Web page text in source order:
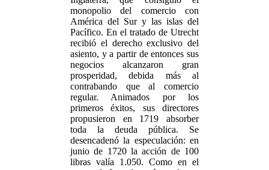
monopolio del comercio con
América del Sur y las islas del
Pacífico. En el tratado de Utrecht
recibió el derecho exclusivo del
asiento, y a partir de entonces sus
negocios alcanzaron gran
prosperidad, debida más al
contrabando que al comercio
regular. Animados por los
primeros éxitos, sus directores
propusieron en 1719 absorber
toda la deuda pública. Se
desencadenó la especulación: en
junio de 1720 la acción de 100
libras valía 1.050. Como en el